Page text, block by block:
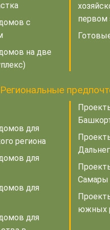
с
на две
первом
Региональные
для
региона
для
для
для
Самары
южных